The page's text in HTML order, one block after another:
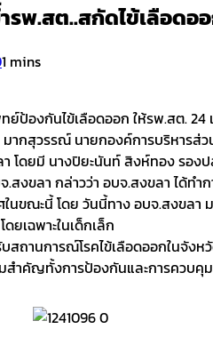
รพ.สต..สกัดไข้เลือดอ
1 mins
ป้องกันไข้เลือดออก ให้รพ.สต. 24
มากสุวรรณ์ นายกองค์การบริหาร
า โดยมี นางปิยะนันท์ สิงห์ทอง รอ
สงขลา กล่าวว่า อบจ.สงขลา ได้ท
นขณะนี้ โดย วันนี้ทาง อบจ.สงขล
ยเฉพาะในเด็กเล็ก
สถานการณ์โรคไข้เลือดออกในจัง
สำคัญทั้งการป้องกันและการควบคุ